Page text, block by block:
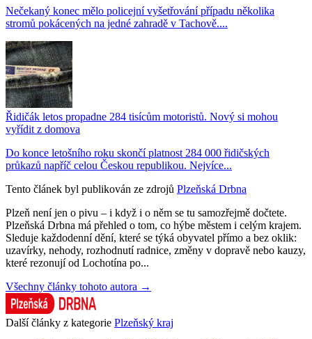
Nečekaný konec mělo policejní vyšetřování případu několika
stromů pokácených na jedné zahradě v Tachově....
Řidičák letos propadne 284 tisícům motoristů. Nový si mohou
vyřídit z domova
Do konce letošního roku skončí platnost 284 000 řidičských
průkazů napříč celou Českou republikou. Nejvíce...
Tento článek byl publikován ze zdrojů Plzeňská Drbna
Plzeň není jen o pivu – i když i o něm se tu samozřejmě dočtete.
Plzeňská Drbna má přehled o tom, co hýbe městem i celým krajem.
Sleduje každodenní dění, které se týká obyvatel přímo a bez oklik:
uzavírky, nehody, rozhodnutí radnice, změny v dopravě nebo kauzy,
které rezonují od Lochotína po...
Všechny články tohoto autora →
Další články z kategorie Plzeňský kraj